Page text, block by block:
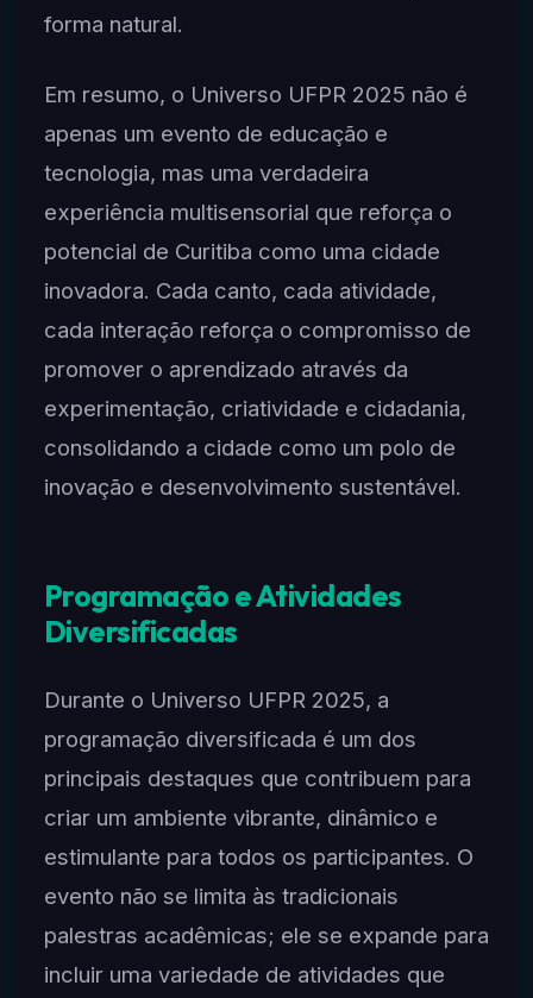
forma natural.
Em resumo, o Universo UFPR 2025 não é
apenas um evento de educação e
tecnologia, mas uma verdadeira
experiência multisensorial que reforça o
potencial de Curitiba como uma cidade
inovadora. Cada canto, cada atividade,
cada interação reforça o compromisso de
promover o aprendizado através da
experimentação, criatividade e cidadania,
consolidando a cidade como um polo de
inovação e desenvolvimento sustentável.
Programação e Atividades
Diversificadas
Durante o Universo UFPR 2025, a
programação diversificada é um dos
principais destaques que contribuem para
criar um ambiente vibrante, dinâmico e
estimulante para todos os participantes. O
evento não se limita às tradicionais
palestras acadêmicas; ele se expande para
incluir uma variedade de atividades que